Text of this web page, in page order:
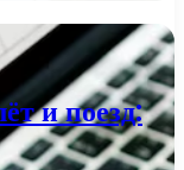
и поезд: